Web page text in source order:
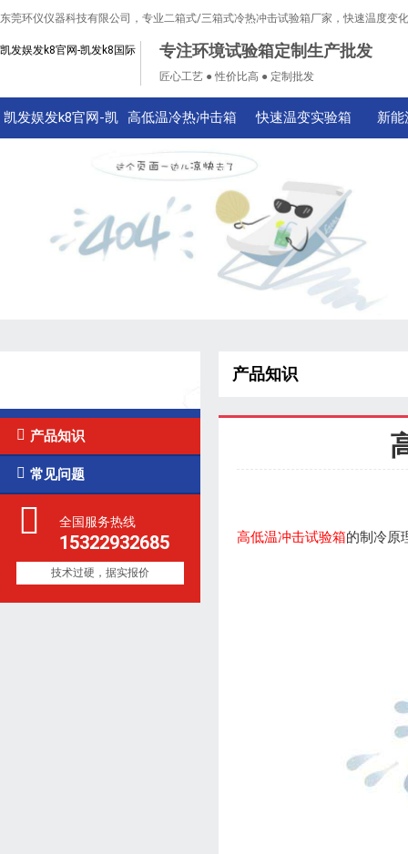
东莞环仪仪器科技有限公司，专业二箱式/三箱式冷热冲击试验箱厂家，快速温度变
凯发娱发k8官网-凯发k8国际 专注环境试验箱定制生产批发
匠心工艺 ● 性价比高 ● 定制批发
凯发娱发k8官网-凯 高低温冷热冲击箱 快速温变实验箱 新
 产品知识
 常见问题
全国服务热线
15322932685
技术过硬，据实报价
产品知识
高低温冲击试验箱的制冷原